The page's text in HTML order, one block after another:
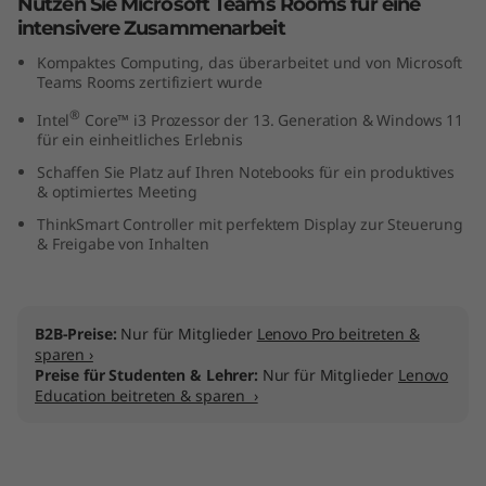
intensivere Zusammenarbeit
Kompaktes Computing, das überarbeitet und von Microsoft
Teams Rooms zertifiziert wurde
Intel® Core™ i3 Prozessor der 13. Generation & Windows 11
für ein einheitliches Erlebnis
Schaffen Sie Platz auf Ihren Notebooks für ein produktives
& optimiertes Meeting
ThinkSmart Controller mit perfektem Display zur Steuerung
& Freigabe von Inhalten
B2B-Preise: Nur für Mitglieder Lenovo Pro beitreten &
sparen ›
Preise für Studenten & Lehrer: Nur für Mitglieder Lenovo
Education beitreten & sparen ›